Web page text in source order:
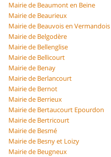
Mairie de Beaumont en Beine
Mairie de Beaurieux
Mairie de Beauvois en Vermandois
Mairie de Belgodère
Mairie de Bellenglise
Mairie de Bellicourt
Mairie de Benay
Mairie de Berlancourt
Mairie de Bernot
Mairie de Berrieux
Mairie de Bertaucourt Epourdon
Mairie de Bertricourt
Mairie de Besmé
Mairie de Besny et Loizy
Mairie de Beugneux